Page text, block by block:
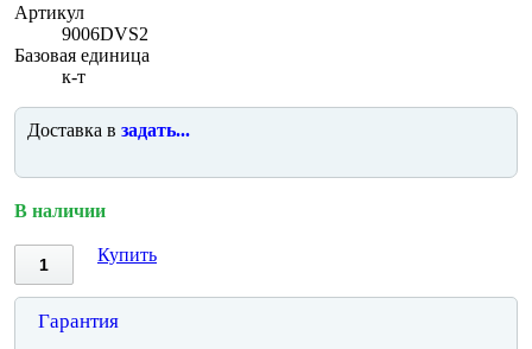
Артикул
9006DVS2
Базовая единица
к-т
Доставка в задать...
В наличии
Купить
Гарантия